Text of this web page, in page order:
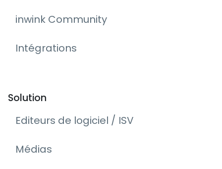
inwink Community
Intégrations
Solution
Editeurs de logiciel / ISV
Médias